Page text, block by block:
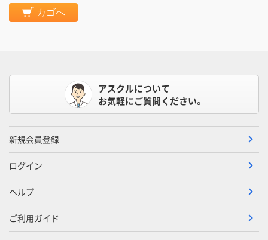
カゴへ
アスクルについて
お気軽にご質問ください。
新規会員登録
ログイン
ヘルプ
ご利用ガイド